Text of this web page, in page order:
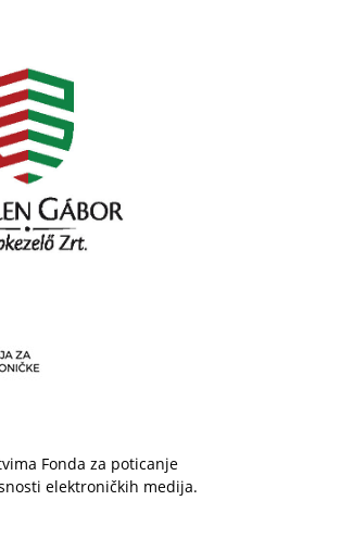
Fonda za poticanje
elektroničkih medija.